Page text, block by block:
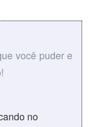
você puder e
no